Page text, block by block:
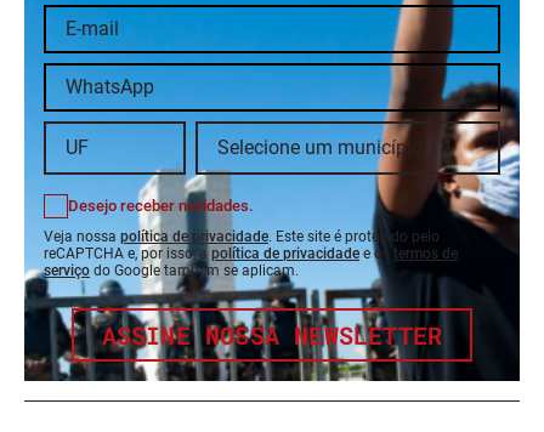
Desejo receber novidades.
Veja nossa política de privacidade. Este site é protegido pelo
reCAPTCHA e, por isso, a política de privacidade e os termos de
serviço do Google também se aplicam.
ASSINE NOSSA NEWSLETTER